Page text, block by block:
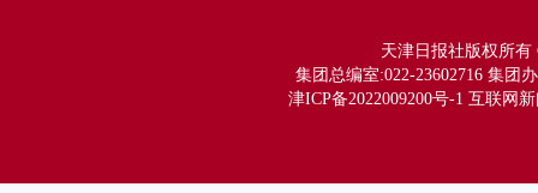
天津日报社版权所有
集团总编室:022-23602716 集团
津ICP备2022009200号-1 互联网